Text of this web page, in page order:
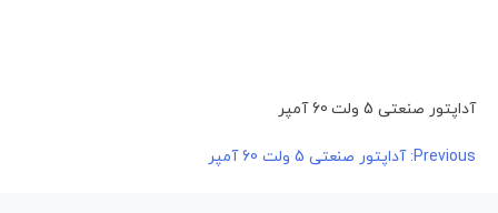
آداپتور صنعتی 5 ولت 60 آمپر
راهبری
Previous: آداپتور صنعتی 5 ولت 60 آمپر